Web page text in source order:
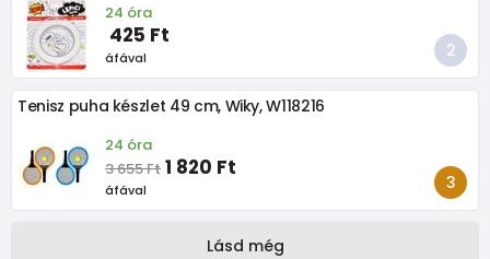
24 óra
425 Ft
áfával
Tenisz puha készlet 49 cm, Wiky, W118216
24 óra
3 655 Ft 1 820 Ft
áfával
Lásd még